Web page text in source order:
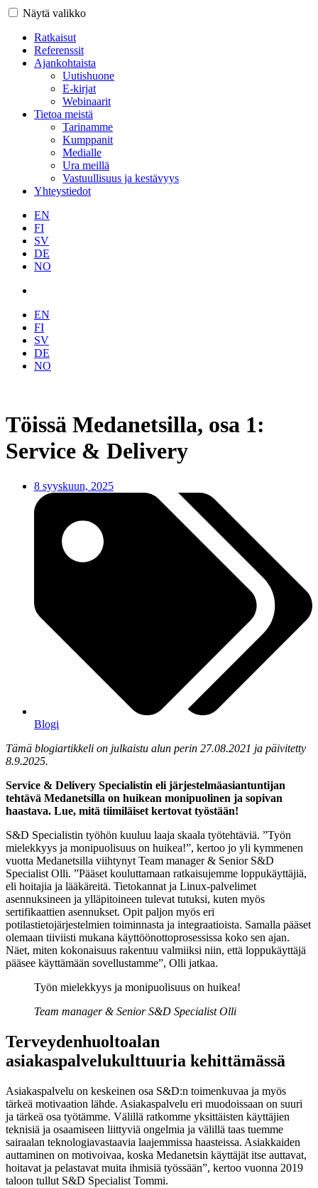
Näytä valikko
Ratkaisut
Referenssit
Ajankohtaista
Uutishuone
E-kirjat
Webinaarit
Tietoa meistä
Tarinamme
Kumppanit
Medialle
Ura meillä
Vastuullisuus ja kestävyys
Yhteystiedot
EN
FI
SV
DE
NO
EN
FI
SV
DE
NO
Töissä Medanetsilla, osa 1:
Service & Delivery
8 syyskuun, 2025
Blogi
Tämä blogiartikkeli on julkaistu alun perin 27.08.2021 ja päivitetty
8.9.2025.
Service & Delivery Specialistin eli järjestelmäasiantuntijan
tehtävä Medanetsilla on huikean monipuolinen ja sopivan
haastava. Lue, mitä tiimiläiset kertovat työstään!
S&D Specialistin työhön kuuluu laaja skaala työtehtäviä. ”Työn
mielekkyys ja monipuolisuus on huikea!”, kertoo jo yli kymmenen
vuotta Medanetsilla viihtynyt Team manager & Senior S&D
Specialist Olli. ”Pääset kouluttamaan ratkaisujemme loppukäyttäjiä,
eli hoitajia ja lääkäreitä. Tietokannat ja Linux-palvelimet
asennuksineen ja ylläpitoineen tulevat tutuksi, kuten myös
sertifikaattien asennukset. Opit paljon myös eri
potilastietojärjestelmien toiminnasta ja integraatioista. Samalla pääset
olemaan tiiviisti mukana käyttöönottoprosessissa koko sen ajan.
Näet, miten kokonaisuus rakentuu valmiiksi niin, että loppukäyttäjä
pääsee käyttämään sovellustamme”, Olli jatkaa.
Työn mielekkyys ja monipuolisuus on huikea!
Team manager & Senior S&D Specialist Olli
Terveydenhuoltoalan
asiakaspalvelukulttuuria kehittämässä
Asiakaspalvelu on keskeinen osa S&D:n toimenkuvaa ja myös
tärkeä motivaation lähde. Asiakaspalvelu eri muodoissaan on suuri
ja tärkeä osa työtämme. Välillä ratkomme yksittäisten käyttäjien
teknisiä ja osaamiseen liittyviä ongelmia ja välillä taas tuemme
sairaalan teknologiavastaavia laajemmissa haasteissa. Asiakkaiden
auttaminen on motivoivaa, koska Medanetsin käyttäjät itse auttavat,
hoitavat ja pelastavat muita ihmisiä työssään”, kertoo vuonna 2019
taloon tullut S&D Specialist Tommi.